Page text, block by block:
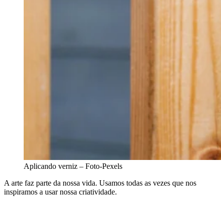
Aplicando verniz – Foto-Pexels
A arte faz parte da nossa vida. Usamos todas as vezes que nos
inspiramos a usar nossa criatividade.